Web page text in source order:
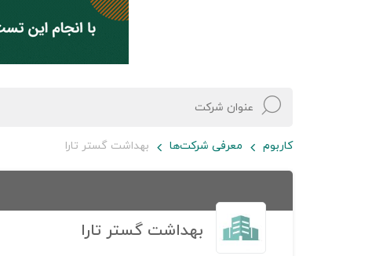
کاربوم معرفی شرکت‌ها بهداشت گستر تارا
بهداشت گستر تارا